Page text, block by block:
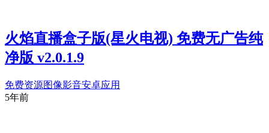
火焰直播盒子版(星火电视) 免费无广告纯
净版 v2.0.1.9
免费资源图像影音安卓应用
5年前